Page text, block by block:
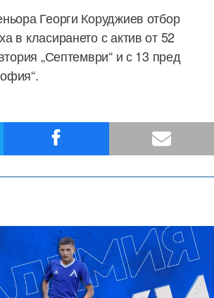
Георги Коруджиев отбор
в класирането с актив от 52
„Септември“ и с 13 пред